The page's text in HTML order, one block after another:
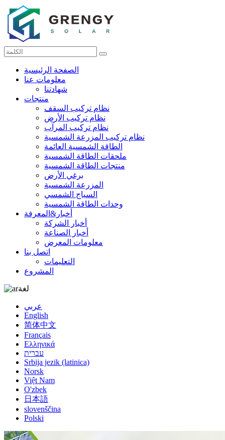
الصفحة الرئيسية
معلومات عنا
شهادتنا
منتجات
نظام تركيب السقف
نظام تركيب الأرض
نظام تركيب المرآب
نظام تركيب المزرعة الشمسية
الطاقة الشمسية العائمة
ملحقات الطاقة الشمسية
منتجات الطاقة الشمسية
برغي الأرض
المزرعة الشمسية
السياج الشمسي
وحدات الطاقة الشمسية
أخبار&المعرفة
أخبار الشركة
أخبار الصناعة
معلومات المعرض
اتصل بنا
التعليمات
المشروع
لغة
عربي
English
简体中文
Français
Ελληνικά
עברית
Srbija jezik (latinica)
Norsk
Việt Nam
O'zbek
日本語
slovenščina
Polski